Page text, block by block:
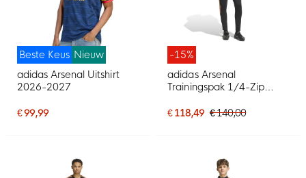
Beste Keus Nieuw
adidas Arsenal Uitshirt
2026-2027
€ 99,99
-15%
adidas Arsenal
Trainingspak 1/4-Zip
€ 118,49 € 140,00